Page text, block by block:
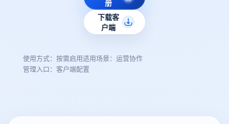
册
下载客
户端
使用方式：按需启用适用场景：运营协作
管理入口：客户端配置